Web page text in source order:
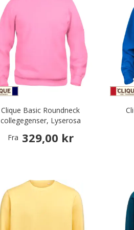
Clique Basic Roundneck
collegegenser, Lyserosa
Fra 329,00 kr